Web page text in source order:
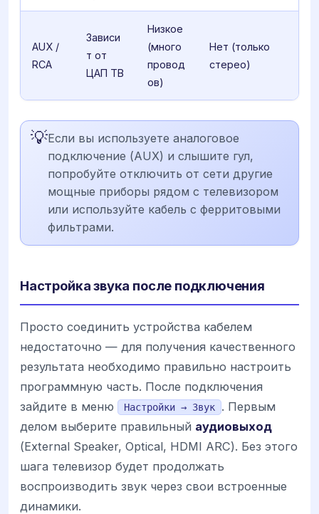
AUX /
RCA
Зависи
т от
ЦАП ТВ
Низкое
(много
провод
ов)
Нет (только
стерео)
💡Если вы используете аналоговое
подключение (AUX) и слышите гул,
попробуйте отключить от сети другие
мощные приборы рядом с телевизором
или используйте кабель с ферритовыми
фильтрами.
Настройка звука после подключения
Просто соединить устройства кабелем
недостаточно — для получения качественного
результата необходимо правильно настроить
программную часть. После подключения
зайдите в меню
Настройки → Звук
. Первым
делом выберите правильный аудиовыход
(External Speaker, Optical, HDMI ARC). Без этого
шага телевизор будет продолжать
воспроизводить звук через свои встроенные
динамики.